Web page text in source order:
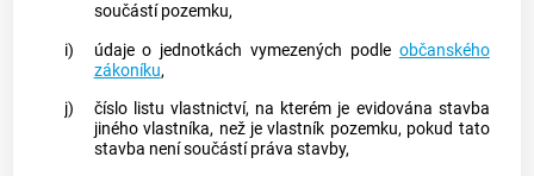
součástípozemku,
i)
údaje o jednotkách vymezených podle občanského
zákoníku,
j)
číslo listu vlastnictví, na kterém je evidována stavba
jiného vlastníka, než je vlastník pozemku, pokud tato
stavba není součástí práva stavby,